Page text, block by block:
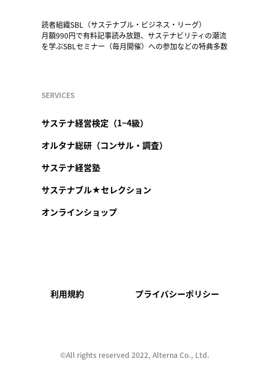
読者組織SBL（サステナブル・ビジネス・リーグ）
月額990円で有料記事読み放題、サステナビリティの潮流
を学ぶSBLセミナー（毎月開催）への参加などの特典多数
SERVICES
サステナ経営検定（1~4級）
オルタナ総研（コンサル・調査）
サステナ経営塾
サステナブル★セレクション
オンラインショップ
利用規約 プライバシーポリシー
©︎All rights reserved 2022, Alterna Co., Ltd.